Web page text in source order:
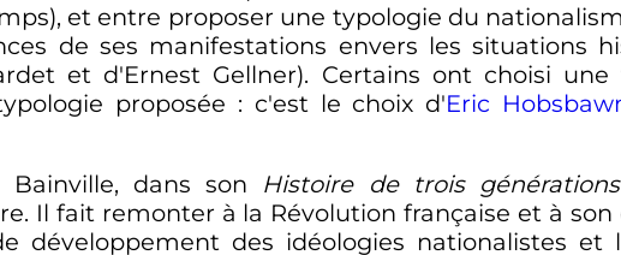
et entre proposer une typologie du
de ses manifestations envers les situations
et d'Ernest Gellner). Certains ont choisi
proposée : c'est le choix d'Eric
Bainville, dans son Histoire de trois générations
Il fait remonter à la Révolution française et à
développement des idéologies nationalistes et